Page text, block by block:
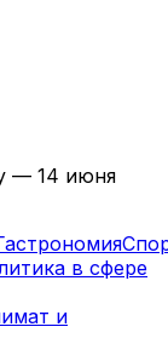
— 14 июня
в сфере
и